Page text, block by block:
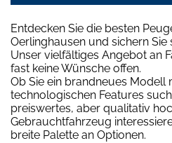
Entdecken Sie die besten
Oerlinghausen und sichern
Unser vielfältiges Angebot an
fast keine Wünsche offen.
Ob Sie ein brandneues Modell
technologischen Features
preiswertes, aber qualitativ
Gebrauchtfahrzeug
breite Palette an Optionen.